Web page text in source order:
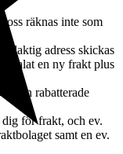
räknas inte som
adress skickas
en ny frakt plus
den rabatterade
för frakt, och ev.
samt en ev.